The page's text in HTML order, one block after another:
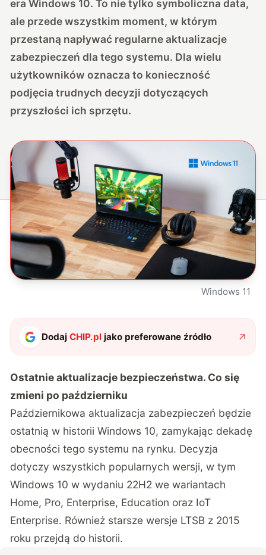
era Windows 10. To nie tylko symboliczna data,
ale przede wszystkim moment, w którym
przestaną napływać regularne aktualizacje
zabezpieczeń dla tego systemu. Dla wielu
użytkowników oznacza to konieczność
podjęcia trudnych decyzji dotyczących
przyszłości ich sprzętu.
Windows 11
DodajCHIP.pl jako preferowane źródło
Ostatnie aktualizacje bezpieczeństwa. Co się
zmieni po październiku
Październikowa aktualizacja zabezpieczeń będzie
ostatnią w historii Windows 10, zamykając dekadę
obecności tego systemu na rynku. Decyzja
dotyczy wszystkich popularnych wersji, w tym
Windows 10 w wydaniu 22H2 we wariantach
Home, Pro, Enterprise, Education oraz IoT
Enterprise. Również starsze wersje LTSB z 2015
roku przejdą do historii.